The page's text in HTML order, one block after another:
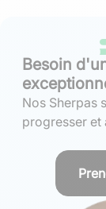
Besoin
Nos Sherpas
progresser et